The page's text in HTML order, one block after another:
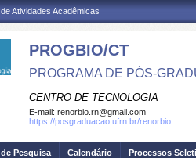
Atividades Acadêmicas
PROGBIO/CT
PROGRAMA DE PÓS-
CENTRO DE TECNOLOGIA
E-mail: renorbio.rn@gmail.com
https://posgraduacao.ufrn.br/renorbio
Pesquisa Calendário Processos